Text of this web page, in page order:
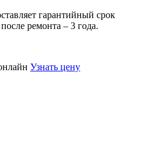
гарантийный срок
ремонта – 3 года.
Узнать цену